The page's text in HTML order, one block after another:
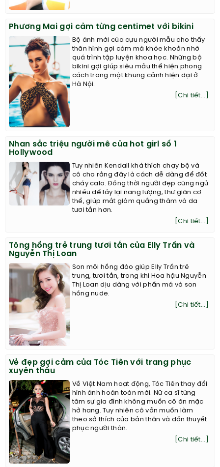
Phương Mai gợi cảm từng centimet với bikini
Bộ ảnh mới của cựu người mẫu cho thấy
thân hình gợi cảm mà khỏe khoắn nhờ
quá trình tập luyện khoa học. Những bộ
bikini gợi giúp siêu mẫu thể hiện phong
cách trong một khung cảnh hiện đại ở
Hà Nội.
[Chi tiết...]
Nhan sắc triệu người mê của hot girl số 1
Hollywood
Tuy nhiên Kendall khá thích chạy bộ và
cô cho rằng đây là cách dễ dàng để đốt
cháy calo. Đồng thời người đẹp cũng ngủ
nhiều để lấy lại năng lượng, thư giãn cơ
thể, giúp mắt giảm quầng thâm và da
tươi tắn hơn.
[Chi tiết...]
Tông hồng trẻ trung tươi tắn của Elly Trần và
Nguyễn Thị Loan
Son môi hồng đào giúp Elly Trần trẻ
trung, tươi tắn, trong khi Hoa hậu Nguyễn
Thị Loan dịu dàng với phấn má và son
hồng nude.
[Chi tiết...]
Vẻ đẹp gợi cảm của Tóc Tiên với trang phục
xuyên thấu
Về Việt Nam hoạt động, Tóc Tiên thay đổi
hình ảnh hoàn toàn mới. Nữ ca sĩ từng
tâm sự gia đình không muốn cô ăn mặc
hở hang. Tuy nhiên cô vẫn muốn làm
theo sở thích của bản thân và dần thuyết
phục người thân.
[Chi tiết...]